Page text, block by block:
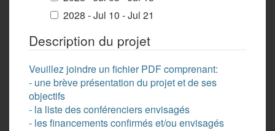
2028 - Jul 10 - Jul 21
Description du projet
Veuillez joindre un fichier PDF comprenant:
- une brève présentation du projet et de ses
objectifs
- la liste des conférenciers envisagés
- les financements confirmés et/ou envisagés